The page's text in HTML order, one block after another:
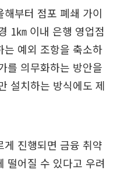
부터 점포 폐쇄 가이
1㎞ 이내 은행 영업점
는 예외 조항을 축소하
를 의무화하는 방안을
설치하는 방식에도 제
진행되면 금융 취약
떨어질 수 있다고 우려